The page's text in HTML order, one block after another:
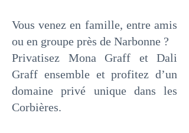
Vous venez en famille, entre amis
ou en groupe près de Narbonne ?
Privatisez Mona Graff et Dali
Graff ensemble et profitez d’un
domaine privé unique dans les
Corbières.